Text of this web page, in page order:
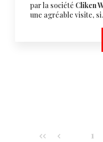
par la société Cliken
une agréable visite,
1